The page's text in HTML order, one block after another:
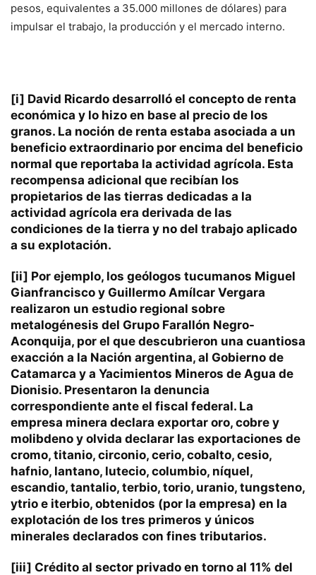
pesos, equivalentes a 35.000 millones de dólares) para
impulsar el trabajo, la producción y el mercado interno.
[i] David Ricardo desarrolló el concepto de renta
económica y lo hizo en base al precio de los
granos. La noción de renta estaba asociada a un
beneficio extraordinario por encima del beneficio
normal que reportaba la actividad agrícola. Esta
recompensa adicional que recibían los
propietarios de las tierras dedicadas a la
actividad agrícola era derivada de las
condiciones de la tierra y no del trabajo aplicado
a su explotación.
[ii] Por ejemplo, los geólogos tucumanos Miguel
Gianfrancisco y Guillermo Amílcar Vergara
realizaron un estudio regional sobre
metalogénesis del Grupo Farallón Negro-
Aconquija, por el que descubrieron una cuantiosa
exacción a la Nación argentina, al Gobierno de
Catamarca y a Yacimientos Mineros de Agua de
Dionisio. Presentaron la denuncia
correspondiente ante el fiscal federal. La
empresa minera declara exportar oro, cobre y
molibdeno y olvida declarar las exportaciones de
cromo, titanio, circonio, cerio, cobalto, cesio,
hafnio, lantano, lutecio, columbio, níquel,
escandio, tantalio, terbio, torio, uranio, tungsteno,
ytrio e iterbio, obtenidos (por la empresa) en la
explotación de los tres primeros y únicos
minerales declarados con fines tributarios.
[iii] Crédito al sector privado en torno al 11% del